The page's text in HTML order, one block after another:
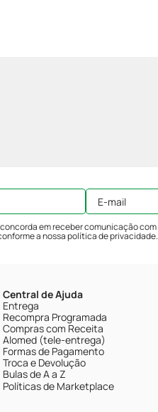
em receber comunicação com
a nossapolítica de privacidade.
Central de Ajuda
Entrega
Recompra Programada
Compras com Receita
Alomed (tele-entrega)
Formas de Pagamento
Troca e Devolução
Bulas de A a Z
Políticas de Marketplace